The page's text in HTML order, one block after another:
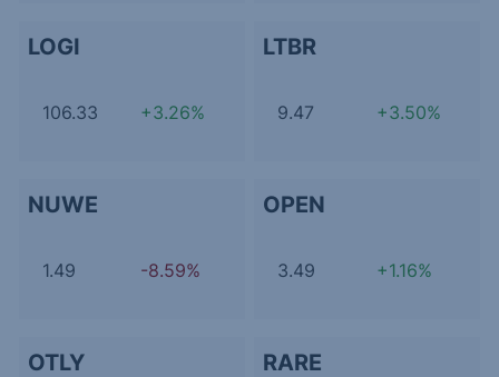
LOGI
106.33 +3.26%
LTBR
9.47 +3.50%
NUWE
1.49 -8.59%
OPEN
3.49 +1.16%
OTLY RARE